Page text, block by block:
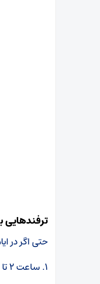
ترفندهایی
حتی اگر در
۱. ساعت ۲ تا ۵ بامداد: خلوت‌ترین زمان در تمام روز‌های سال، چند ساعت قبل از نماز صبح است.